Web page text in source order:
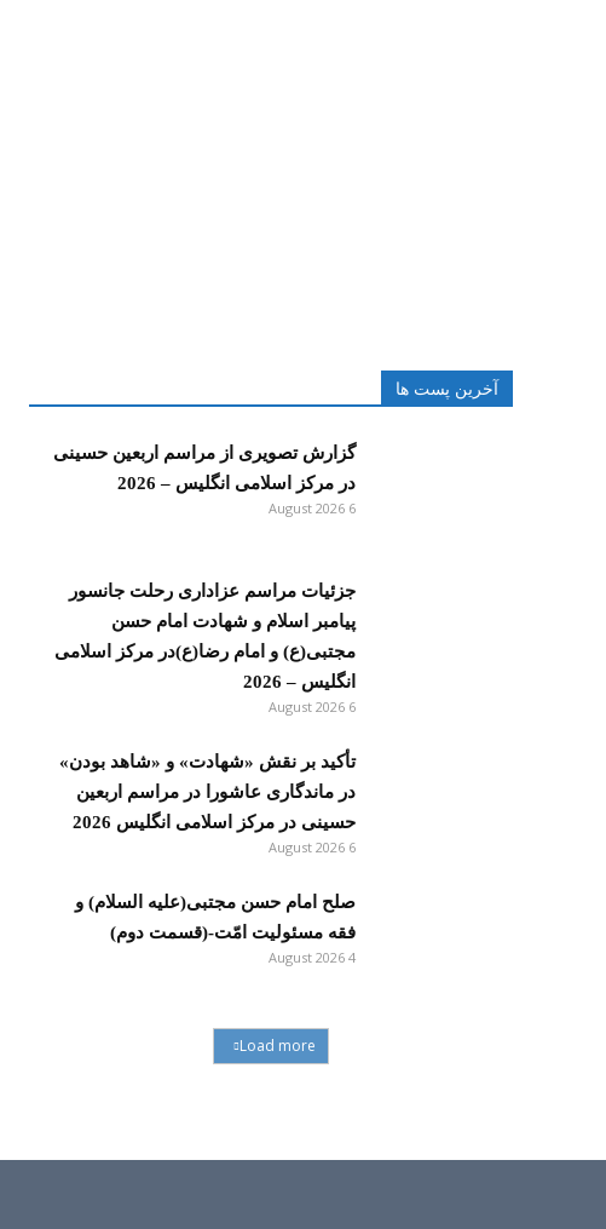
آخرین پست ها
گزارش تصویری از مراسم اربعین حسینی
در مرکز اسلامی انگلیس – 2026
6 August 2026
جزئیات مراسم عزاداری رحلت جانسور
پیامبر اسلام و شهادت امام حسن
مجتبی(ع) و امام رضا(ع)در مرکز اسلامی
انگلیس – 2026
6 August 2026
تأکید بر نقش «شهادت» و «شاهد بودن»
در ماندگاری عاشورا در مراسم اربعین
حسینی در مرکز اسلامی انگلیس 2026
6 August 2026
صلح امام حسن مجتبی(علیه السلام) و
فقه مسئولیت امّت-(قسمت دوم)
4 August 2026
Load more